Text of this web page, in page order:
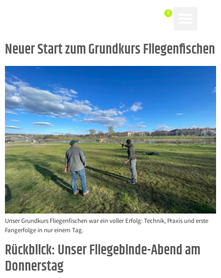
Neuer Start zum Grundkurs Fliegenfischen
Unser Grundkurs Fliegenfischen war ein voller Erfolg: Technik, Praxis und erste
Fangerfolge in nur einem Tag.
Rückblick: Unser Fliegebinde-Abend am
Donnerstag